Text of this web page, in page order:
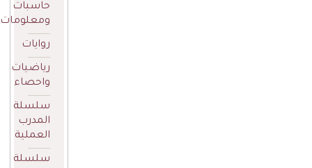
حاسبات
ومعلومات
روايات
رياضيات
واحصاء
سلسلة
المدرب
العملية
سلسلة